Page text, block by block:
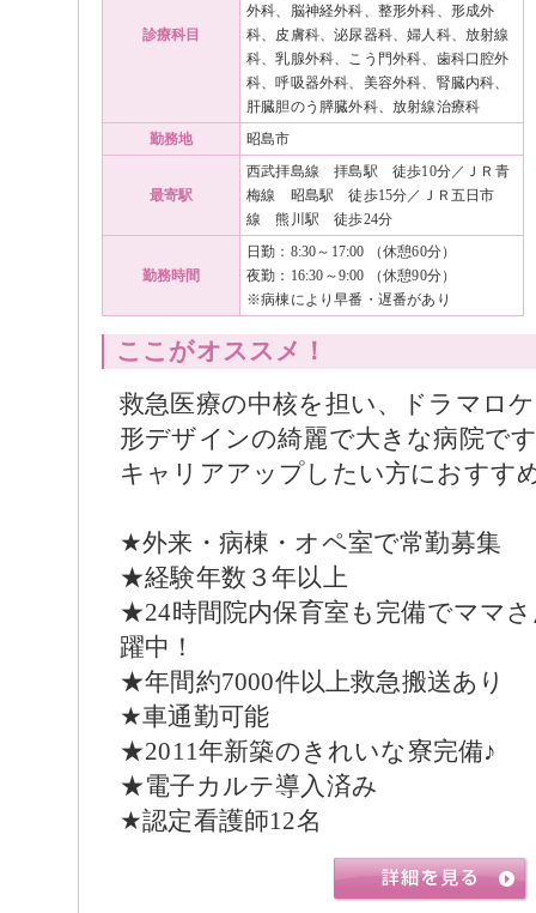
診療科目
外科、脳神経外科、整形外科、形成外
科、皮膚科、泌尿器科、婦人科、放射線
科、乳腺外科、こう門外科、歯科口腔外
科、呼吸器外科、美容外科、腎臓内科、
肝臓胆のう膵臓外科、放射線治療科
勤務地
昭島市
最寄駅
西武拝島線 拝島駅 徒歩10分／ＪＲ青
梅線 昭島駅 徒歩15分／ＪＲ五日市
線 熊川駅 徒歩24分
勤務時間
日勤：8:30～17:00 （休憩60分）
夜勤：16:30～9:00 （休憩90分）
※病棟により早番・遅番があり
ここがオススメ！
救急医療の中核を担い、ドラマロ
形デザインの綺麗で大きな病院で
キャリアアップしたい方におすす
★外来・病棟・オペ室で常勤募集
★経験年数３年以上
★24時間院内保育室も完備でママ
躍中！
★年間約7000件以上救急搬送あり
★車通勤可能
★2011年新築のきれいな寮完備♪
★電子カルテ導入済み
★認定看護師12名